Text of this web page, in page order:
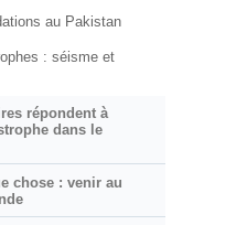
au Pakistan
: séisme et
répondent à
dans le
chose : venir au